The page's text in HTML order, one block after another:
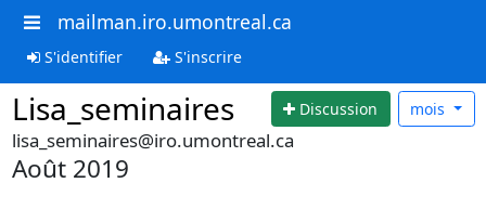
mailman.iro.umontreal.ca
S'identifier S'inscrire
Lisa_seminaires Discussion mois
lisa_seminaires@iro.umontreal.ca
Août 2019